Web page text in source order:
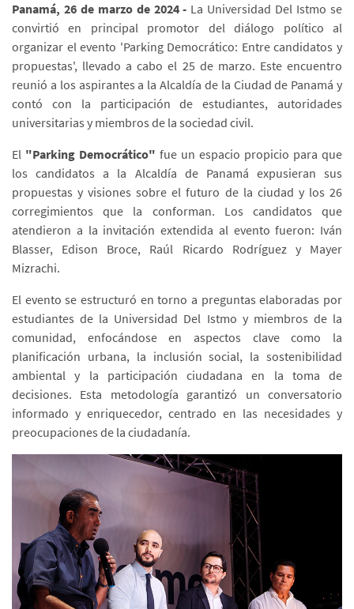
Panamá, 26 de marzo de 2024 - La Universidad Del Istmo se
convirtió en principal promotor del diálogo político al
organizar el evento 'Parking Democrático: Entre candidatos y
propuestas', llevado a cabo el 25 de marzo. Este encuentro
reunió a los aspirantes a la Alcaldía de la Ciudad de Panamá y
contó con la participación de estudiantes, autoridades
universitarias y miembros de la sociedad civil.
El "Parking Democrático" fue un espacio propicio para que
los candidatos a la Alcaldía de Panamá expusieran sus
propuestas y visiones sobre el futuro de la ciudad y los 26
corregimientos que la conforman. Los candidatos que
atendieron a la invitación extendida al evento fueron: Iván
Blasser, Edison Broce, Raúl Ricardo Rodríguez y Mayer
Mizrachi.
El evento se estructuró en torno a preguntas elaboradas por
estudiantes de la Universidad Del Istmo y miembros de la
comunidad, enfocándose en aspectos clave como la
planificación urbana, la inclusión social, la sostenibilidad
ambiental y la participación ciudadana en la toma de
decisiones. Esta metodología garantizó un conversatorio
informado y enriquecedor, centrado en las necesidades y
preocupaciones de la ciudadanía.